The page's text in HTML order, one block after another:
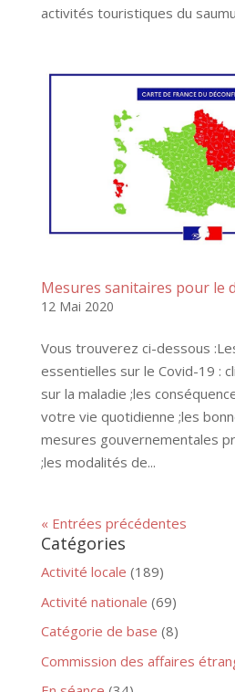
activités touristiques du
Mesures sanitaires pour le
12 Mai 2020
Vous trouverez ci-dessous
essentielles sur le Covid-19 :
sur la maladie ;les
votre vie quotidienne ;les
mesures gouvernementales
;les modalités de...
« Entrées précédentes
Catégories
Activité locale (189)
Activité nationale (69)
Catégorie de base (8)
Commission des affaires